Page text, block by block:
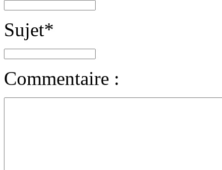
Sujet*
Commentaire :